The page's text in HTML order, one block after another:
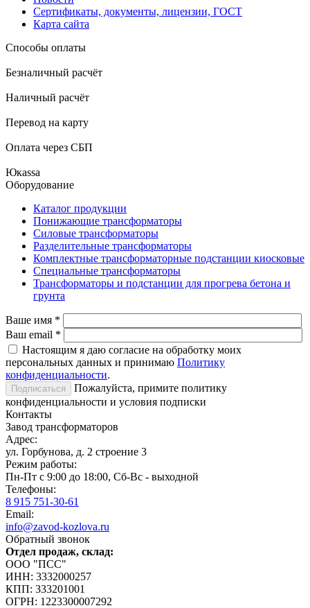
Сертификаты, документы, лицензии, ГОСТ
Карта сайта
Способы оплаты
Безналичный расчёт
Наличный расчёт
Перевод на карту
Оплата через СБП
Юкаssа
Оборудование
Каталог продукции
Понижающие трансформаторы
Силовые трансформаторы
Разделительные трансформаторы
Комплектные трансформаторные подстанции киосковые
Специальные трансформаторы
Трансформаторы и подстанции для прогрева бетона и
грунта
Ваше имя *
Ваш email *
Настоящим я даю согласие на обработку моих
персональных данных и принимаю Политику
конфиденциальности.
Пожалуйста, примите политику
конфиденциальности и условия подписки
Контакты
Завод трансформаторов
Адрес:
ул. Горбунова, д. 2 строение 3
Режим работы:
Пн-Пт с 9:00 до 18:00, Сб-Вс - выходной
Телефоны:
8 915 751-30-61
Email:
info@zavod-kozlova.ru
Обратный звонок
Отдел продаж, склад:
ООО "ПСС"
ИНН: 3332000257
КПП: 333201001
ОГРН: 1223300007292